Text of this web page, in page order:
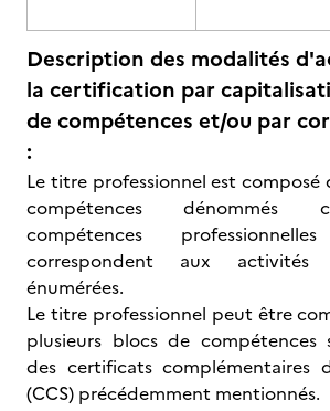
Description des modalités
la certification par
de compétences et/ou par
:
Le titre professionnel est composé
compétences dénommés
compétences
correspondent aux activités
énumérées.
Le titre professionnel peut être
plusieurs blocs de compétences
des certificats complémentaires
(CCS) précédemment mentionnés.